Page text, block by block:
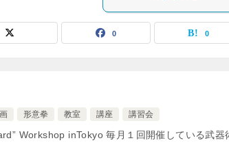
0 0
形意拳 教室 講座 講習会
Workshop inTokyo 毎月１回開催している武器